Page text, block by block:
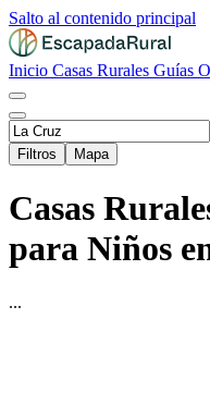
Salto al contenido principal
Inicio Casas Rurales Guías
Filtros
Mapa
Casas
para Niños
...